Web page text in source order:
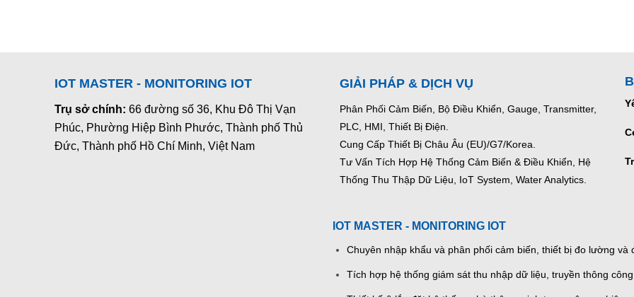
IOT MASTER - MONITORING IOT
Trụ sở chính: 66 đường số 36, Khu Đô Thị Vạn
Phúc, Phường Hiệp Bình Phước, Thành phố Thủ
Đức, Thành phố Hồ Chí Minh, Việt Nam
GIẢI PHÁP & DỊCH VỤ
Phân Phối Cảm Biến, Bộ Điều Khiển, Gauge, Transmitter,
PLC, HMI, Thiết Bị Điện.
Cung Cấp Thiết Bị Châu Âu (EU)/G7/Korea.
Tư Vấn Tích Hợp Hệ Thống Cảm Biến & Điều Khiển, Hệ
Thống Thu Thập Dữ Liệu, IoT System, Water Analytics.
IOT MASTER - MONITORING IOT
Chuyên nhập khẩu và phân phối cảm biến, thiết bị đo lường và
Tích hợp hệ thống giám sát thu nhập dữ liệu, truyền thông